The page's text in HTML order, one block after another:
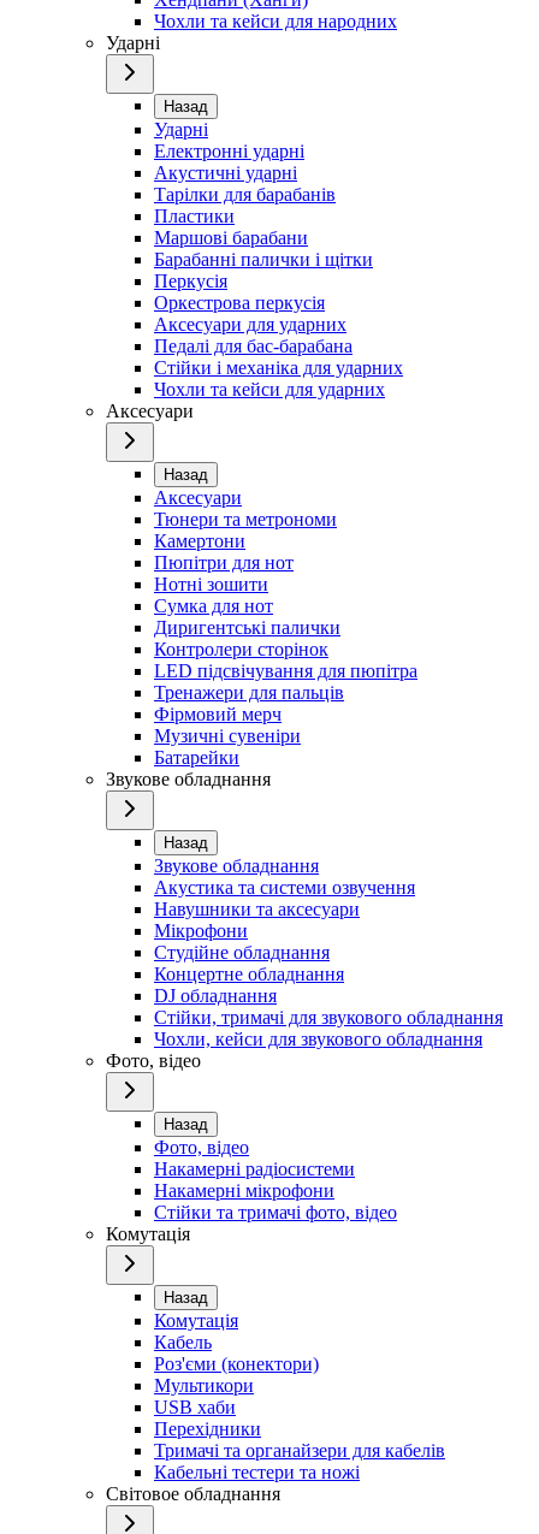
Чохли та кейси для народних
Ударні
Назад
Ударні
Електронні ударні
Акустичні ударні
Тарілки для барабанів
Пластики
Маршові барабани
Барабанні палички і щітки
Перкусія
Оркестрова перкусія
Аксесуари для ударних
Педалі для бас-барабана
Стійки і механіка для ударних
Чохли та кейси для ударних
Аксесуари
Назад
Аксесуари
Тюнери та метрономи
Камертони
Пюпітри для нот
Нотні зошити
Сумка для нот
Диригентські палички
Контролери сторінок
LED підсвічування для пюпітра
Тренажери для пальців
Фірмовий мерч
Музичні сувеніри
Батарейки
Звукове обладнання
Назад
Звукове обладнання
Акустика та системи озвучення
Навушники та аксесуари
Мікрофони
Студійне обладнання
Концертне обладнання
DJ обладнання
Стійки, тримачі для звукового обладнання
Чохли, кейси для звукового обладнання
Фото, відео
Назад
Фото, відео
Накамерні радіосистеми
Накамерні мікрофони
Стійки та тримачі фото, відео
Комутація
Назад
Комутація
Кабель
Роз'єми (конектори)
Мультикори
USB хаби
Перехідники
Тримачі та органайзери для кабелів
Кабельні тестери та ножі
Світовое обладнання